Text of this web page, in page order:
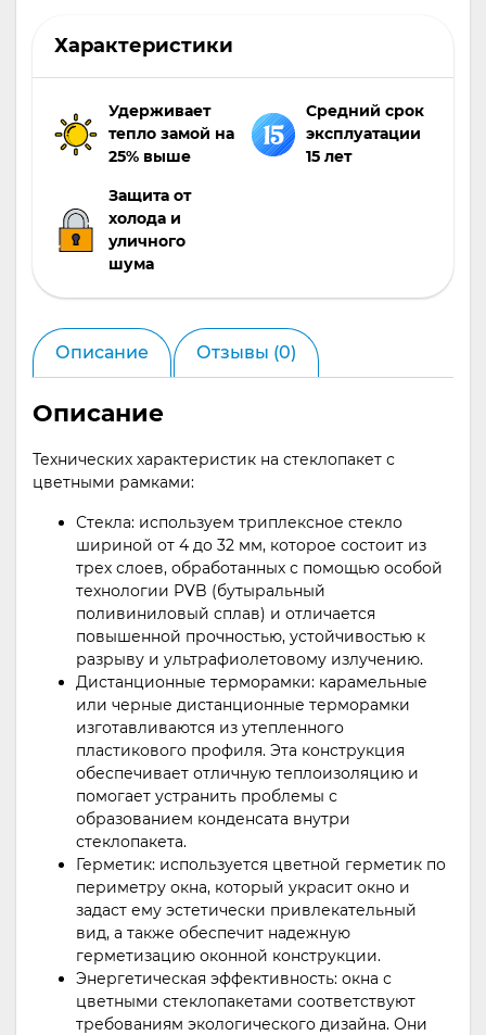
использование.
Характеристики
Удерживает
тепло замой на
25% выше
Средний срок
эксплуатации
15 лет
Защита от
холода и
уличного
шума
Описание Отзывы (0)
Описание
Технических характеристик на стеклопакет с
цветными рамками:
Стекла: используем триплексное стекло
шириной от 4 до 32 мм, которое состоит из
трех слоев, обработанных с помощью особой
технологии PVB (бутыральный
поливиниловый сплав) и отличается
повышенной прочностью, устойчивостью к
разрыву и ультрафиолетовому излучению.
Дистанционные терморамки: карамельные
или черные дистанционные терморамки
изготавливаются из утепленного
пластикового профиля. Эта конструкция
обеспечивает отличную теплоизоляцию и
помогает устранить проблемы с
образованием конденсата внутри
стеклопакета.
Герметик: используется цветной герметик по
периметру окна, который украсит окно и
задаст ему эстетически привлекательный
вид, а также обеспечит надежную
герметизацию оконной конструкции.
Энергетическая эффективность: окна с
цветными стеклопакетами соответствуют
требованиям экологического дизайна. Они